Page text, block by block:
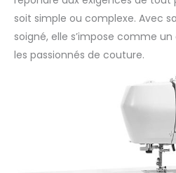
soit simple ou complexe. Avec
soigné, elle s’impose comme
les passionnés de couture.